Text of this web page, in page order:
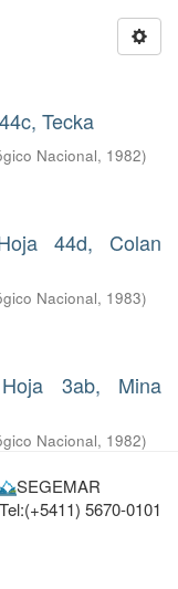
Tecka
Nacional, 1982)
44d, Colan
Nacional, 1983)
3ab, Mina
Nacional, 1982)
SEGEMAR
Tel:(+5411) 5670-0101